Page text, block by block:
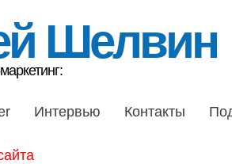
Шелвин
Интервью Контакты